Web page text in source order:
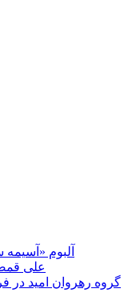
آلبوم
علی
گروه رهروان امید در